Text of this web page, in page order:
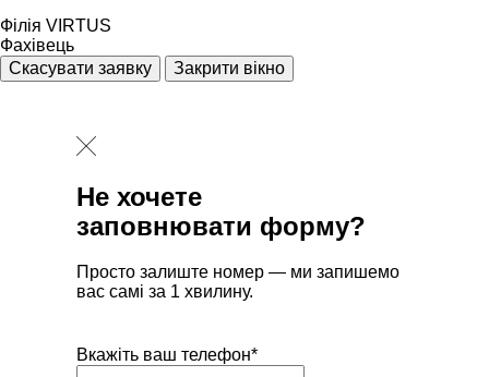
Філія VIRTUS
Фахівець
Скасувати заявку
Закрити вікно
Не хочете
заповнювати форму?
Просто залиште номер — ми запишемо
вас самі за 1 хвилину.
Вкажіть ваш телефон*